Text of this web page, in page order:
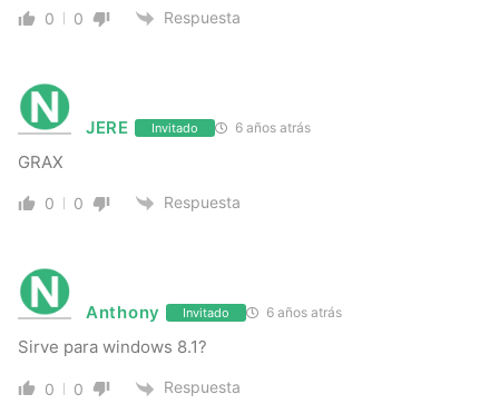
0 0 Respuesta
JERE Invitado 6 años atrás
GRAX
0 0 Respuesta
Anthony Invitado 6 años atrás
Sirve para windows 8.1?
0 0 Respuesta